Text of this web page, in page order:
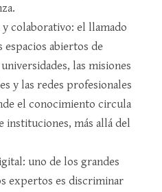
colaborativo: el llamado
espacios abiertos de
las misiones
y las redes profesionales
el conocimiento circula
instituciones, más allá del
uno de los grandes
expertos es discriminar